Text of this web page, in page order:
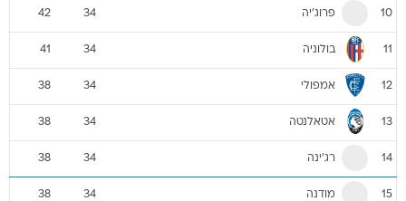
10 פרוג'יה 34
42
11 בולוניה 34
41
12 אמפולי 34
38
13 אטאלנטה 34
38
14 רג'ינה 34
38
15 מודנה 34
38